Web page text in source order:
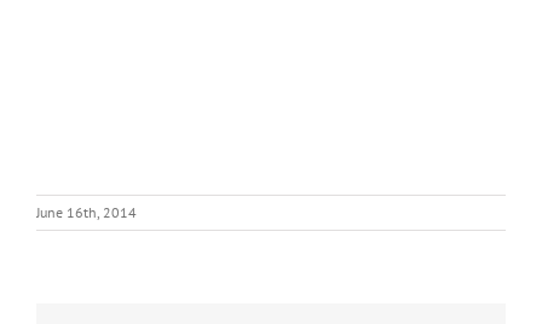
June 16th, 2014